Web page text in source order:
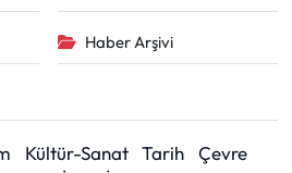
Haber Arşivi
Kültür-Sanat Tarih
Çevre